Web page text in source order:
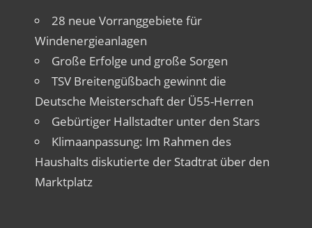
28 neue Vorranggebiete für
Windenergieanlagen
Große Erfolge und große Sorgen
TSV Breitengüßbach gewinnt die
Deutsche Meisterschaft der Ü55-Herren
Gebürtiger Hallstadter unter den Stars
Klimaanpassung: Im Rahmen des
Haushalts diskutierte der Stadtrat über den
Marktplatz